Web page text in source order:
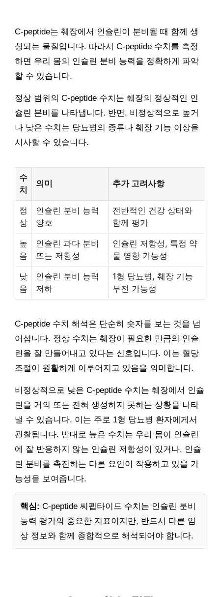
C-peptide는 췌장에서 인슐린이 분비될 때 함께 생
성되는 물질입니다. 따라서 C-peptide 수치를 측정
하면 우리 몸의 인슐린 분비 능력을 정확하게 파악
할 수 있습니다.
정상 범위의 C-peptide 수치는 췌장의 정상적인 인
슐린 분비를 나타냅니다. 반면, 비정상적으로 높거
나 낮은 수치는 당뇨병의 종류나 췌장 기능 이상을
시사할 수 있습니다.
수
치
의미 추가 고려사항
정
상
인슐린 분비 능력
양호
전반적인 건강 상태와
함께 평가
높
음
인슐린 과다 분비
또는 저항성
인슐린 저항성, 특정 약
물 영향 가능성
낮
음
인슐린 분비 능력
저하
1형 당뇨병, 췌장 기능
부전 가능성
C-peptide 수치 해석은 단순히 숫자를 보는 것을 넘
어섭니다. 정상 수치는 췌장이 필요한 만큼의 인슐
린을 잘 만들어내고 있다는 신호입니다. 이는 혈당
조절이 원활하게 이루어지고 있음을 의미합니다.
비정상적으로 낮은 C-peptide 수치는 췌장에서 인슐
린을 거의 또는 전혀 생성하지 못하는 상황을 나타
낼 수 있습니다. 이는 주로 1형 당뇨병 환자에게서
관찰됩니다. 반대로 높은 수치는 우리 몸이 인슐린
에 잘 반응하지 않는 인슐린 저항성이 있거나, 인슐
린 분비를 촉진하는 다른 요인이 작용하고 있을 가
능성을 보여줍니다.
핵심: C-peptide 씨펩타이드 수치는 인슐린 분비
능력 평가의 중요한 지표이지만, 반드시 다른 임
상 정보와 함께 종합적으로 해석되어야 합니다.